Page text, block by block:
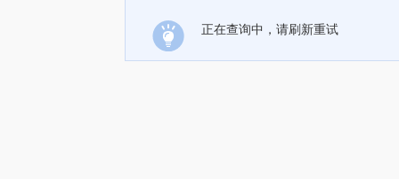
正在查询中，请刷新重试